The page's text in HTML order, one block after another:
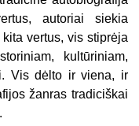
autoriai siekia
vertus, vis stiprėja
kultūriniam,
Vis dėlto ir viena, ir
žanras tradiciškai